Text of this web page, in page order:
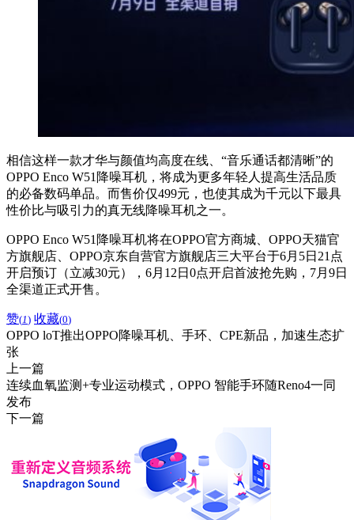
相信这样一款才华与颜值均高度在线、“音乐通话都清晰”的
OPPO Enco W51降噪耳机，将成为更多年轻人提高生活品质
的必备数码单品。而售价仅499元，也使其成为千元以下最具
性价比与吸引力的真无线降噪耳机之一。
OPPO Enco W51降噪耳机将在OPPO官方商城、OPPO天猫官
方旗舰店、OPPO京东自营官方旗舰店三大平台于6月5日21点
开启预订（立减30元），6月12日0点开启首波抢先购，7月9日
全渠道正式开售。
赞(1) 收藏(0)
OPPO loT推出OPPO降噪耳机、手环、CPE新品，加速生态扩
张
上一篇
连续血氧监测+专业运动模式，OPPO 智能手环随Reno4一同
发布
下一篇